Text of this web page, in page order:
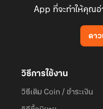
App ที่จะทำให้คุณอ่
ดา
วิธีการใช้งาน
วิธีเติม Coin / ชำระเงิน